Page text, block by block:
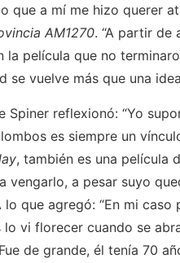
que a mí me hizo querer
AM1270. “A partir de
la película que no
se vuelve más que una
Spiner reflexionó: “Yo
es siempre un
, también es una película
vengarlo, a pesar suyo
lo que agregó: “En mi
lo vi florecer cuando se
de grande, él tenía 70